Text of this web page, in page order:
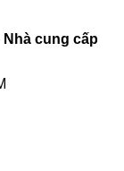
Nhà cung cấp